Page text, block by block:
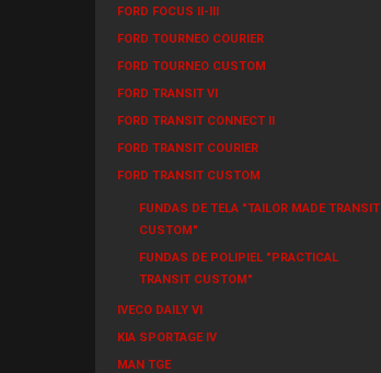
FORD FOCUS II-III
FORD TOURNEO COURIER
FORD TOURNEO CUSTOM
FORD TRANSIT VI
FORD TRANSIT CONNECT II
FORD TRANSIT COURIER
FORD TRANSIT CUSTOM
FUNDAS DE TELA "TAILOR MADE TRANSIT
CUSTOM"
FUNDAS DE POLIPIEL "PRACTICAL
TRANSIT CUSTOM"
IVECO DAILY VI
KIA SPORTAGE IV
MAN TGE